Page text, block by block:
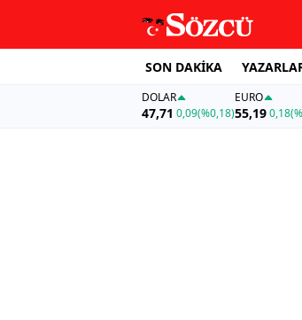
SON DAKİKA
DOLAR
47,71 0,09(%0,18)
EURO
55,19 0,18